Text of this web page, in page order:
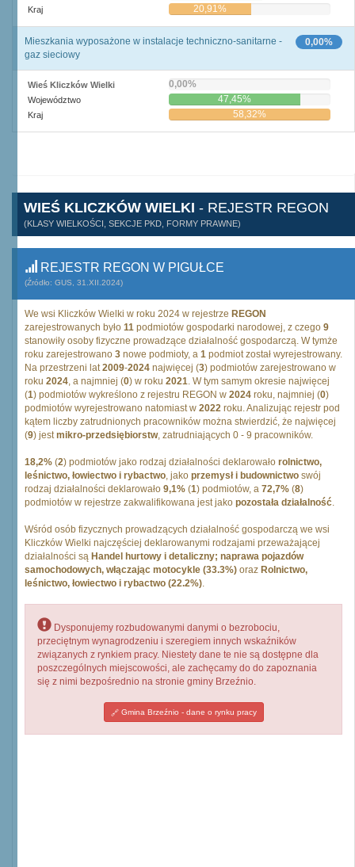
Kraj 20,91%
0,00%
Mieszkania wyposażone w instalacje techniczno-sanitarne -
gaz sieciowy
Wieś Kliczków Wielki 0,00%
Województwo 47,45%
Kraj 58,32%
WIEŚ KLICZKÓW WIELKI - REJESTR REGON
(KLASY WIELKOŚCI, SEKCJE PKD, FORMY PRAWNE)
REJESTR REGON W PIGUŁCE
(Źródło: GUS, 31.XII.2024)
We wsi Kliczków Wielki w roku 2024 w rejestrze REGON
zarejestrowanych było 11 podmiotów gospodarki narodowej, z czego 9
stanowiły osoby fizyczne prowadzące działalność gospodarczą. W tymże
roku zarejestrowano 3 nowe podmioty, a 1 podmiot został wyrejestrowany.
Na przestrzeni lat2009-2024 najwięcej (3) podmiotów zarejestrowano w
roku 2024, a najmniej (0) w roku 2021. W tym samym okresie najwięcej
(1) podmiotów wykreślono z rejestru REGON w 2024 roku, najmniej (0)
podmiotów wyrejestrowano natomiast w 2022 roku. Analizując rejestr pod
kątem liczby zatrudnionych pracowników można stwierdzić, że najwięcej
(9) jestmikro-przedsiębiorstw, zatrudniających 0 - 9 pracowników.
18,2% (2) podmiotów jako rodzaj działalności deklarowało rolnictwo,
leśnictwo, łowiectwo i rybactwo, jako przemysł i budownictwo swój
rodzaj działalności deklarowało 9,1% (1) podmiotów, a 72,7% (8)
podmiotów w rejestrze zakwalifikowana jest jako pozostała działalność.
Wśród osób fizycznych prowadzących działalność gospodarczą we wsi
Kliczków Wielki najczęściej deklarowanymi rodzajami przeważającej
działalności są Handel hurtowy i detaliczny; naprawa pojazdów
samochodowych, włączając motocykle (33.3%) oraz Rolnictwo,
leśnictwo, łowiectwo i rybactwo (22.2%).
Dysponujemy rozbudowanymi danymi o bezrobociu,
przeciętnym wynagrodzeniu i szeregiem innych wskaźników
związanych z rynkiem pracy. Niestety dane te nie są dostępne dla
poszczególnych miejscowości, ale zachęcamy do do zapoznania
się z nimi bezpośrednio na stronie gminy Brzeźnio.
Gmina Brzeźnio - dane o rynku pracy